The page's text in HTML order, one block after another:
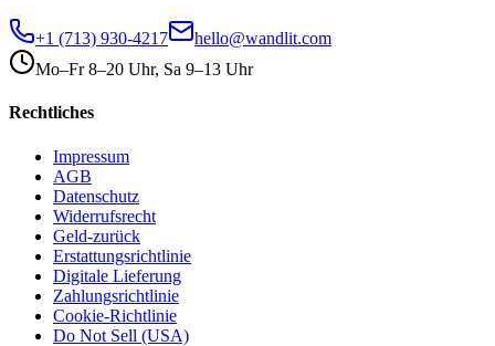
+1 (713) 930-4217
hello@wandlit.com
Mo–Fr 8–20 Uhr, Sa 9–13 Uhr
Rechtliches
Impressum
AGB
Datenschutz
Widerrufsrecht
Geld-zurück
Erstattungsrichtlinie
Digitale Lieferung
Zahlungsrichtlinie
Cookie-Richtlinie
Do Not Sell (USA)